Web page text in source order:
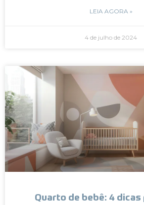
LEIA AGORA »
4 de julho de 2024
Quarto de bebê: 4 dicas